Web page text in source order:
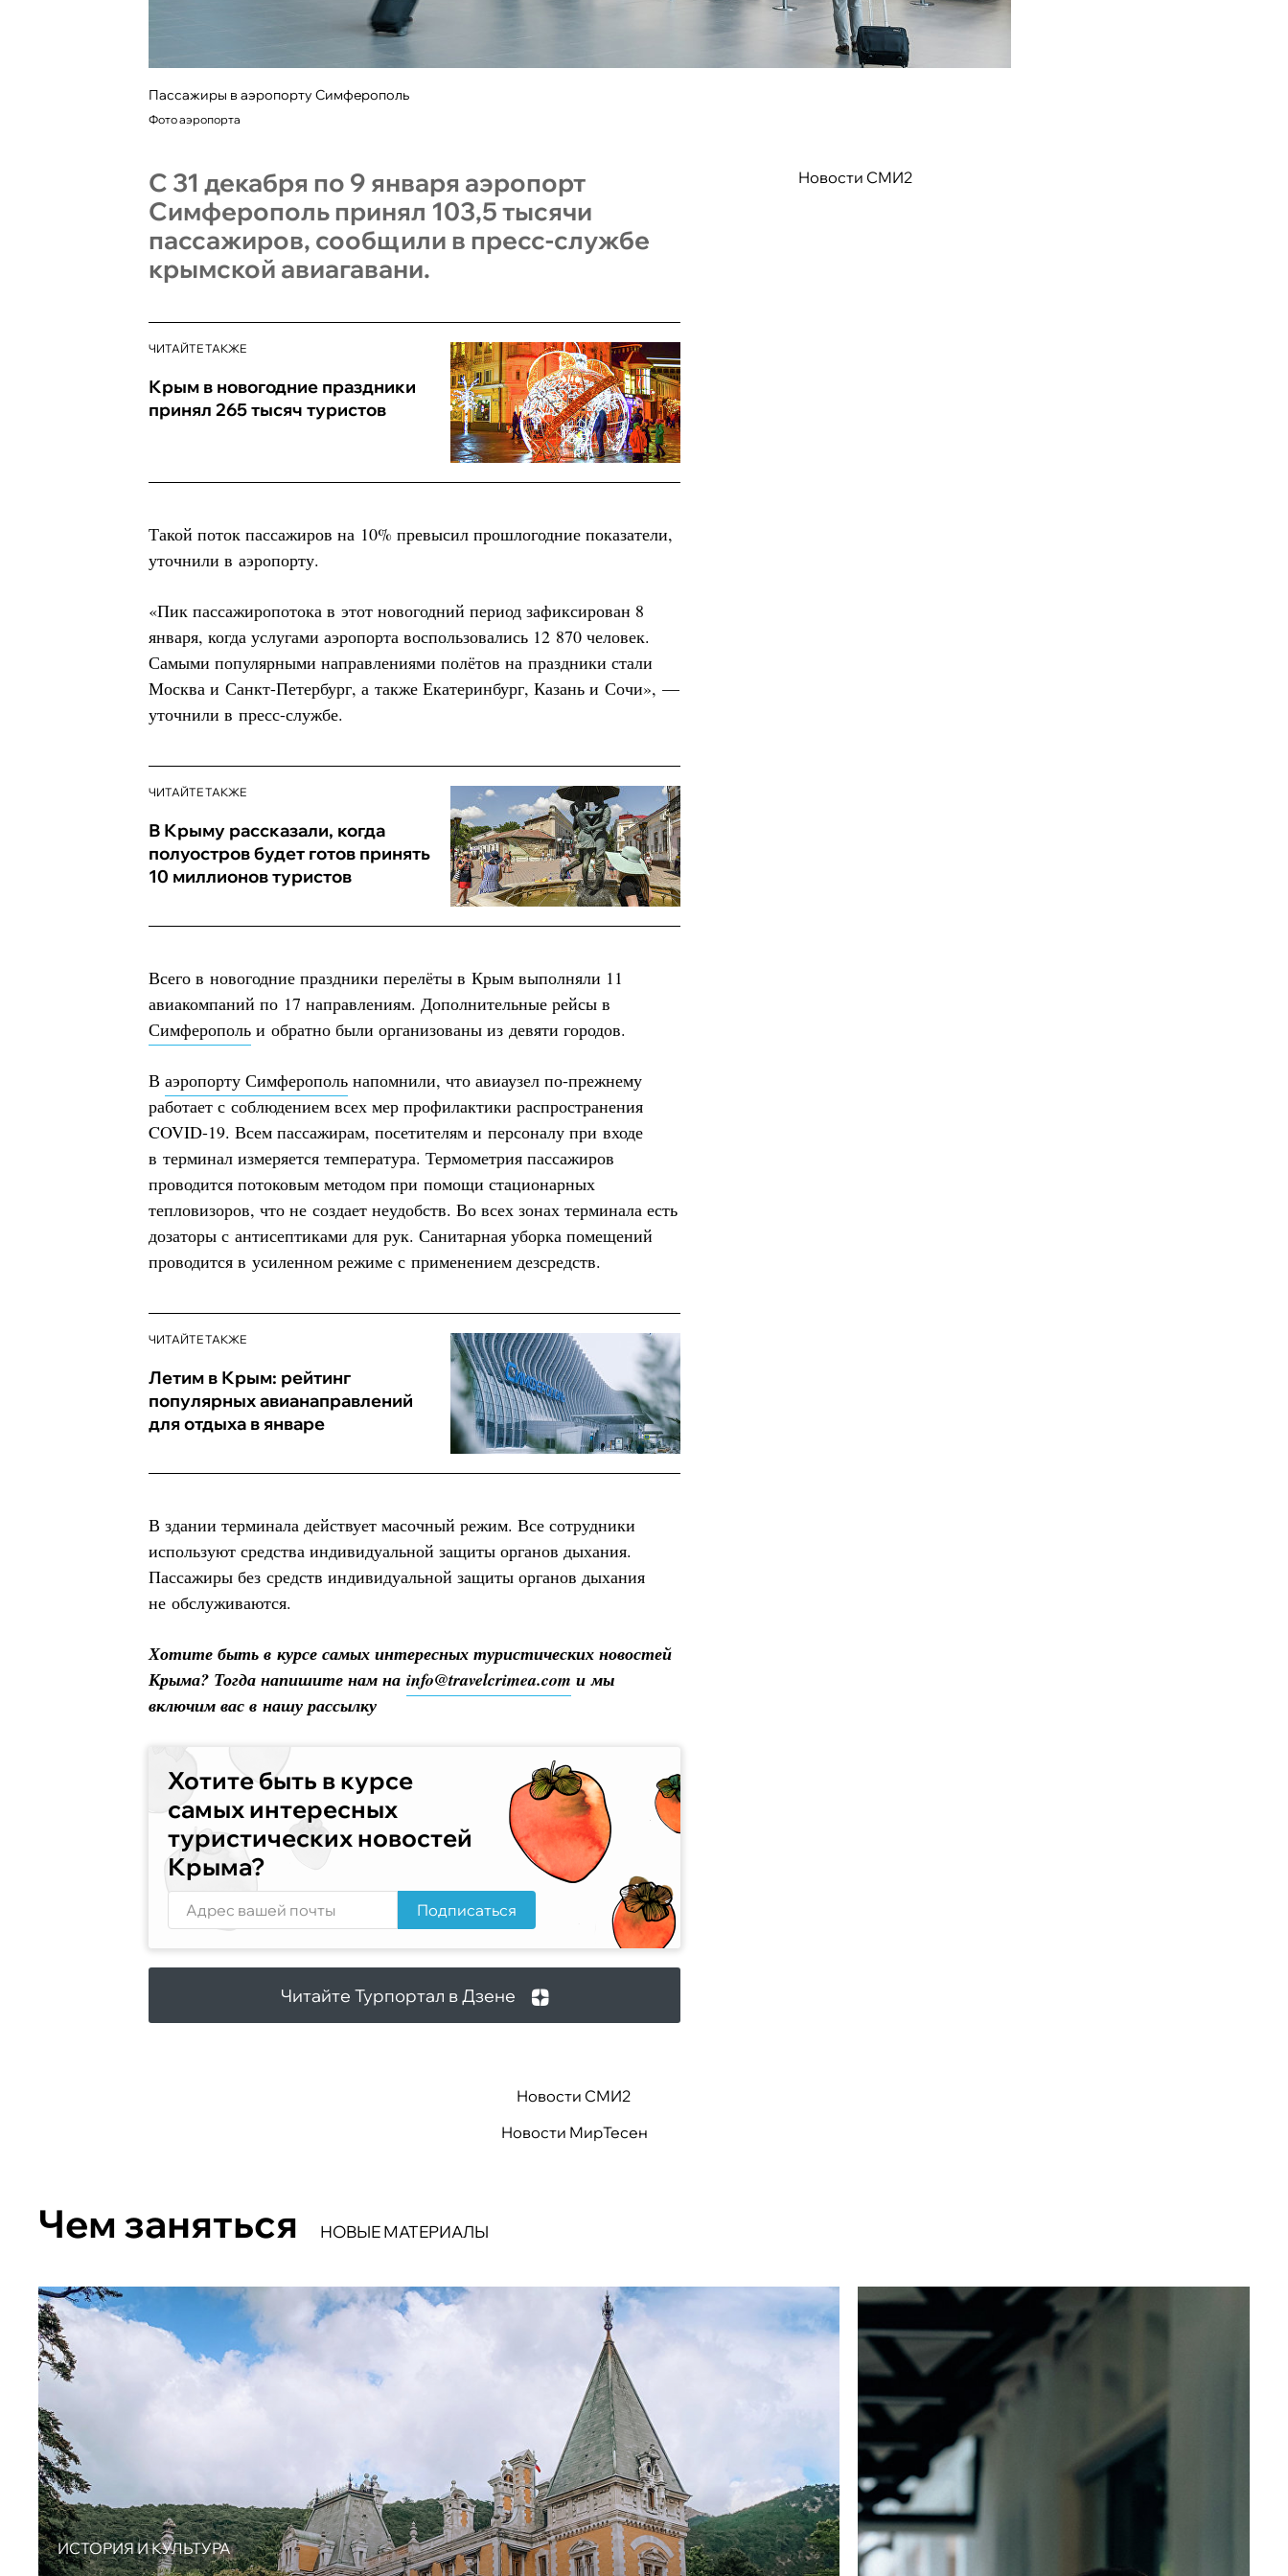
Пассажиры в аэропорту Симферополь
Фото аэропорта
Новости СМИ2
С 31 декабря по 9 января аэропорт
Симферополь принял 103,5 тысячи
пассажиров, сообщили в пресс-службе
крымской авиагавани.
ЧИТАЙТЕ ТАКЖЕ
Крым в новогодние праздники
принял 265 тысяч туристов
Такой поток пассажиров на 10% превысил прошлогодние показатели,
уточнили в аэропорту.
«Пик пассажиропотока в этот новогодний период зафиксирован 8
января, когда услугами аэропорта воспользовались 12 870 человек.
Самыми популярными направлениями полётов на праздники стали
Москва и Санкт-Петербург, а также Екатеринбург, Казань и Сочи», —
уточнили в пресс-службе.
ЧИТАЙТЕ ТАКЖЕ
В Крыму рассказали, когда
полуостров будет готов принять
10 миллионов туристов
Всего в новогодние праздники перелёты в Крым выполняли 11
авиакомпаний по 17 направлениям. Дополнительные рейсы в
Симферополь и обратно были организованы из девяти городов.
В аэропорту Симферополь напомнили, что авиаузел по-прежнему
работает с соблюдением всех мер профилактики распространения
COVID-19. Всем пассажирам, посетителям и персоналу при входе
в терминал измеряется температура. Термометрия пассажиров
проводится потоковым методом при помощи стационарных
тепловизоров, что не создает неудобств. Во всех зонах терминала есть
дозаторы с антисептиками для рук. Санитарная уборка помещений
проводится в усиленном режиме с применением дезсредств.
ЧИТАЙТЕ ТАКЖЕ
Летим в Крым: рейтинг
популярных авианаправлений
для отдыха в январе
В здании терминала действует масочный режим. Все сотрудники
используют средства индивидуальной защиты органов дыхания.
Пассажиры без средств индивидуальной защиты органов дыхания
не обслуживаются.
Хотите быть в курсе самых интересных туристических новостей
Крыма? Тогда напишите нам на info@travelcrimea.com и мы
включим вас в нашу рассылку
Хотите быть в курсе
самых интересных
туристических новостей
Крыма?
Подписаться
Читайте Турпортал в Дзене
Новости СМИ2
Новости МирТесен
Чем заняться НОВЫЕ МАТЕРИАЛЫ
ИСТОРИЯ И КУЛЬТУРА